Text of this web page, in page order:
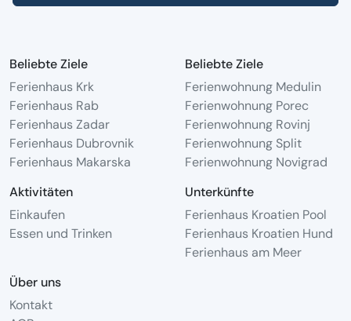
Beliebte Ziele
Ferienhaus Krk
Ferienhaus Rab
Ferienhaus Zadar
Ferienhaus Dubrovnik
Ferienhaus Makarska
Beliebte Ziele
Ferienwohnung Medulin
Ferienwohnung Porec
Ferienwohnung Rovinj
Ferienwohnung Split
Ferienwohnung Novigrad
Aktivitäten
Einkaufen
Essen und Trinken
Unterkünfte
Ferienhaus Kroatien Pool
Ferienhaus Kroatien Hund
Ferienhaus am Meer
Über uns
Kontakt